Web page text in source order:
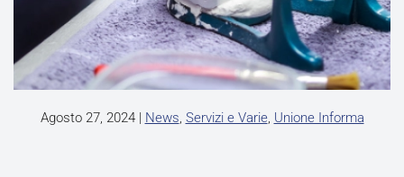
Agosto 27, 2024| News, Servizi e Varie, Unione Informa